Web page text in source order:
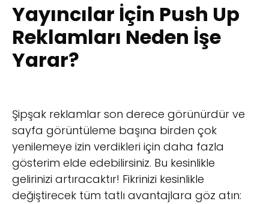
Yayıncılar İçin Push Up
Reklamları Neden İşe
Yarar?
Şipşak reklamlar son derece görünürdür ve
sayfa görüntüleme başına birden çok
yenilemeye izin verdikleri için daha fazla
gösterim elde edebilirsiniz. Bu kesinlikle
gelirinizi artıracaktır! Fikrinizi kesinlikle
değiştirecek tüm tatlı avantajlara göz atın: